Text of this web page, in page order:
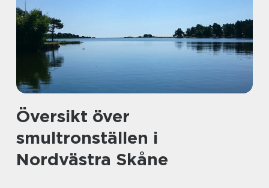
Översikt över
smultronställen i
Nordvästra Skåne